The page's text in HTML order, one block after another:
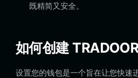
既精简又安全。
如何创建
设置您的钱包是一个旨在让您快速